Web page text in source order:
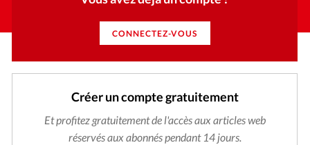
CONNECTEZ-VOUS
Créer un compte gratuitement
Et profitez gratuitement de l'accès aux articles web
réservés aux abonnés pendant 14 jours.